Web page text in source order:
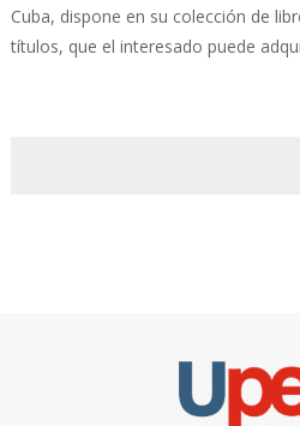
Cuba, dispone en su colección de
títulos, que el interesado puede